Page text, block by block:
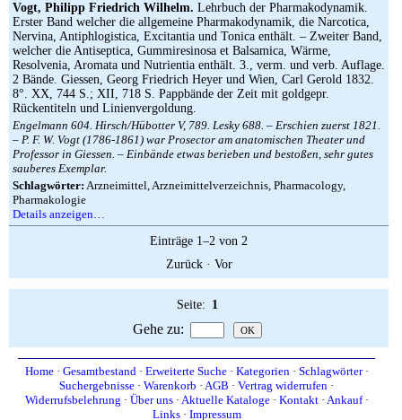
Vogt, Philipp Friedrich Wilhelm. Lehrbuch der Pharmakodynamik.
Erster Band welcher die allgemeine Pharmakodynamik, die Narcotica,
Nervina, Antiphlogistica, Excitantia und Tonica enthält. – Zweiter Band,
welcher die Antiseptica, Gummiresinosa et Balsamica, Wärme,
Resolvenia, Aromata und Nutrientia enthält. 3., verm. und verb. Auflage.
2 Bände. Giessen, Georg Friedrich Heyer und Wien, Carl Gerold 1832.
8°. XX, 744 S.; XII, 718 S. Pappbände der Zeit mit goldgepr.
Rückentiteln und Linienvergoldung.
Engelmann 604. Hirsch/Hübotter V, 789. Lesky 688. – Erschien zuerst 1821.
– P. F. W. Vogt (1786-1861) war Prosector am anatomischen Theater und
Professor in Giessen. – Einbände etwas berieben und bestoßen, sehr gutes
sauberes Exemplar.
Schlagwörter: Arzneimittel, Arzneimittelverzeichnis, Pharmacology,
Pharmakologie
Details anzeigen…
Einträge 1–2 von 2
Zurück· Vor
Seite: 1
Gehe zu:
Home· Gesamtbestand· Erweiterte Suche· Kategorien· Schlagwörter·
Suchergebnisse · Warenkorb · AGB · Vertrag widerrufen ·
Widerrufsbelehrung · Über uns· Aktuelle Kataloge· Kontakt· Ankauf·
Links· Impressum